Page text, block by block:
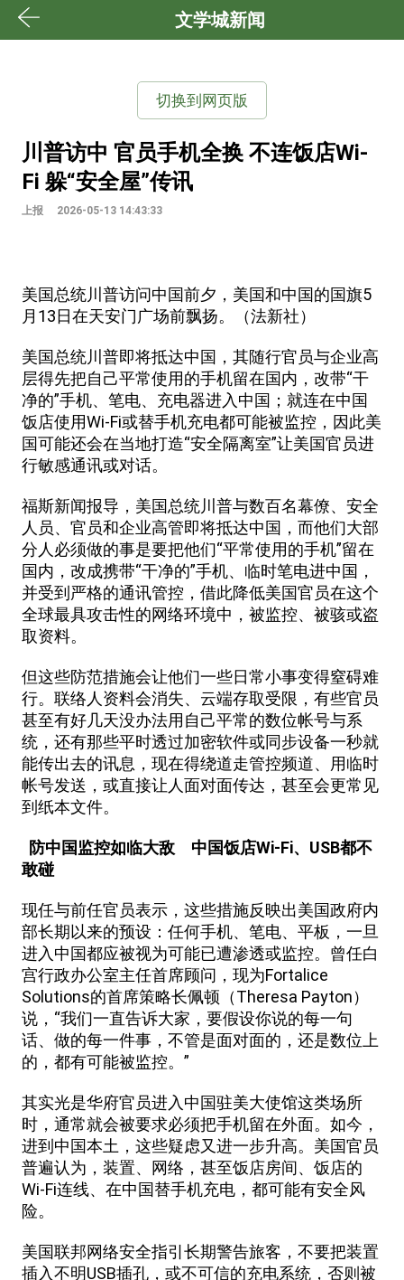
文学城新闻
切换到网页版
川普访中 官员手机全换 不连饭店Wi-
Fi 躲“安全屋”传讯
上报 2026-05-13 14:43:33
美国总统川普访问中国前夕，美国和中国的国旗5
月13日在天安门广场前飘扬。（法新社）
美国总统川普即将抵达中国，其随行官员与企业高
层得先把自己平常使用的手机留在国内，改带“干
净的”手机、笔电、充电器进入中国；就连在中国
饭店使用Wi-Fi或替手机充电都可能被监控，因此美
国可能还会在当地打造“安全隔离室”让美国官员进
行敏感通讯或对话。
福斯新闻报导，美国总统川普与数百名幕僚、安全
人员、官员和企业高管即将抵达中国，而他们大部
分人必须做的事是要把他们“平常使用的手机”留在
国内，改成携带“干净的”手机、临时笔电进中国，
并受到严格的通讯管控，借此降低美国官员在这个
全球最具攻击性的网络环境中，被监控、被骇或盗
取资料。
但这些防范措施会让他们一些日常小事变得窒碍难
行。联络人资料会消失、云端存取受限，有些官员
甚至有好几天没办法用自己平常的数位帐号与系
统，还有那些平时透过加密软件或同步设备一秒就
能传出去的讯息，现在得绕道走管控频道、用临时
帐号发送，或直接让人面对面传达，甚至会更常见
到纸本文件。
防中国监控如临大敌 中国饭店Wi-Fi、USB都不
敢碰
现任与前任官员表示，这些措施反映出美国政府内
部长期以来的预设：任何手机、笔电、平板，一旦
进入中国都应被视为可能已遭渗透或监控。曾任白
宫行政办公室主任首席顾问，现为Fortalice
Solutions的首席策略长佩顿（Theresa Payton）
说，“我们一直告诉大家，要假设你说的每一句
话、做的每一件事，不管是面对面的，还是数位上
的，都有可能被监控。”
其实光是华府官员进入中国驻美大使馆这类场所
时，通常就会被要求必须把手机留在外面。如今，
进到中国本土，这些疑虑又进一步升高。美国官员
普遍认为，装置、网络，甚至饭店房间、饭店的
Wi-Fi连线、在中国替手机充电，都可能有安全风
险。
美国联邦网络安全指引长期警告旅客，不要把装置
插入不明USB插孔，或不可信的充电系统，否则被